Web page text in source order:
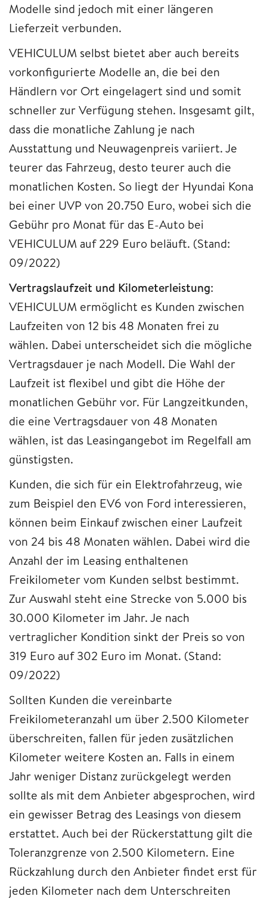
Modelle sind jedoch mit einer längeren
Lieferzeit verbunden.
VEHICULUM selbst bietet aber auch bereits
vorkonfigurierte Modelle an, die bei den
Händlern vor Ort eingelagert sind und somit
schneller zur Verfügung stehen. Insgesamt gilt,
dass die monatliche Zahlung je nach
Ausstattung und Neuwagenpreis variiert. Je
teurer das Fahrzeug, desto teurer auch die
monatlichen Kosten. So liegt der Hyundai Kona
bei einer UVP von 20.750 Euro, wobei sich die
Gebühr pro Monat für das E-Auto bei
VEHICULUM auf 229 Euro beläuft. (Stand:
09/2022)
Vertragslaufzeit und Kilometerleistung:
VEHICULUM ermöglicht es Kunden zwischen
Laufzeiten von 12 bis 48 Monaten frei zu
wählen. Dabei unterscheidet sich die mögliche
Vertragsdauer je nach Modell. Die Wahl der
Laufzeit ist flexibel und gibt die Höhe der
monatlichen Gebühr vor. Für Langzeitkunden,
die eine Vertragsdauer von 48 Monaten
wählen, ist das Leasingangebot im Regelfall am
günstigsten.
Kunden, die sich für ein Elektrofahrzeug, wie
zum Beispiel den EV6 von Ford interessieren,
können beim Einkauf zwischen einer Laufzeit
von 24 bis 48 Monaten wählen. Dabei wird die
Anzahl der im Leasing enthaltenen
Freikilometer vom Kunden selbst bestimmt.
Zur Auswahl steht eine Strecke von 5.000 bis
30.000 Kilometer im Jahr. Je nach
vertraglicher Kondition sinkt der Preis so von
319 Euro auf 302 Euro im Monat. (Stand:
09/2022)
Sollten Kunden die vereinbarte
Freikilometeranzahl um über 2.500 Kilometer
überschreiten, fallen für jeden zusätzlichen
Kilometer weitere Kosten an. Falls in einem
Jahr weniger Distanz zurückgelegt werden
sollte als mit dem Anbieter abgesprochen, wird
ein gewisser Betrag des Leasings von diesem
erstattet. Auch bei der Rückerstattung gilt die
Toleranzgrenze von 2.500 Kilometern. Eine
Rückzahlung durch den Anbieter findet erst für
jeden Kilometer nach dem Unterschreiten